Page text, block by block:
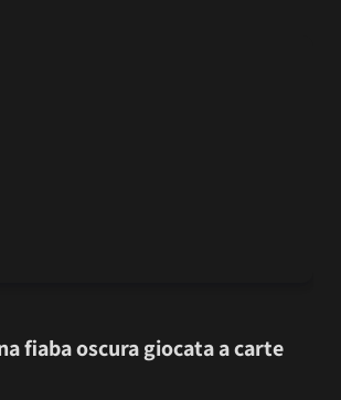
fiaba oscura giocata a carte